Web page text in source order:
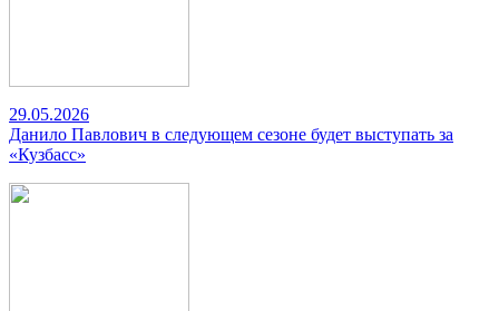
29.05.2026
Данило Павлович в следующем сезоне будет выступать за
«Кузбасс»